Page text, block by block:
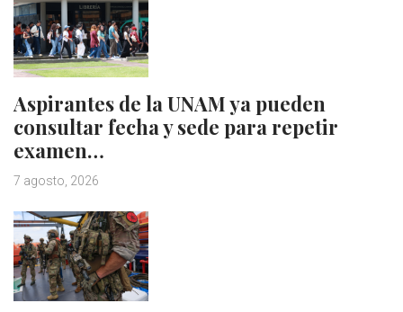
Aspirantes de la UNAM ya pueden
consultar fecha y sede para repetir
examen…
7 agosto, 2026